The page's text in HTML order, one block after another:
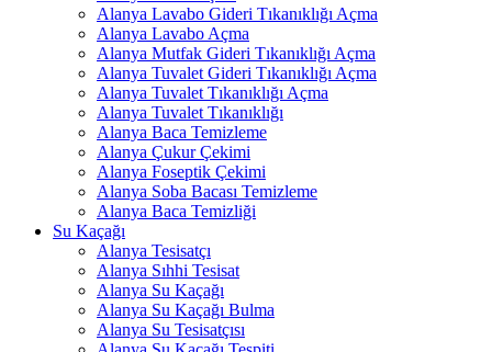
Alanya Lavabo Gideri Tıkanıklığı Açma
Alanya Lavabo Açma
Alanya Mutfak Gideri Tıkanıklığı Açma
Alanya Tuvalet Gideri Tıkanıklığı Açma
Alanya Tuvalet Tıkanıklığı Açma
Alanya Tuvalet Tıkanıklığı
Alanya Baca Temizleme
Alanya Çukur Çekimi
Alanya Foseptik Çekimi
Alanya Soba Bacası Temizleme
Alanya Baca Temizliği
Su Kaçağı
Alanya Tesisatçı
Alanya Sıhhi Tesisat
Alanya Su Kaçağı
Alanya Su Kaçağı Bulma
Alanya Su Tesisatçısı